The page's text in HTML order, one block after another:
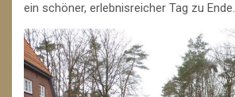
ein schöner, erlebnisreicher Tag zu Ende.